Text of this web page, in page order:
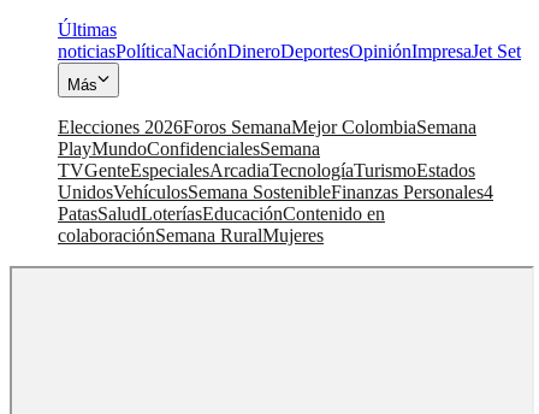
Últimas
noticiasPolíticaNaciónDineroDeportesOpiniónImpresaJet Set
Más
Elecciones 2026Foros SemanaMejor ColombiaSemana
PlayMundoConfidencialesSemana
TVGenteEspecialesArcadiaTecnologíaTurismoEstados
UnidosVehículosSemana SostenibleFinanzas Personales4
PatasSaludLoteríasEducaciónContenido en
colaboraciónSemana RuralMujeres